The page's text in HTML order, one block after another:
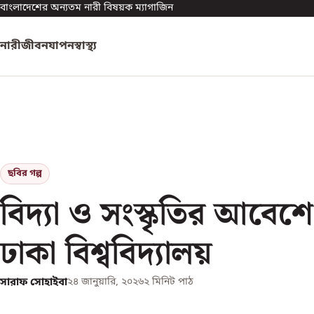
বাংলাদেশের অন্যতম নারী বিষয়ক ম্যাগাজিন
নারীজীবনযাপনস্বাস্থ্য
ছবির গল্প
বিদ্যা ও সংস্কৃতির
ঢাকা বিশ্ববিদ্যালয়
সারাফ সোহাইবা২৪ জানুয়ারি, ২০২৬২ মিনিট পাঠ